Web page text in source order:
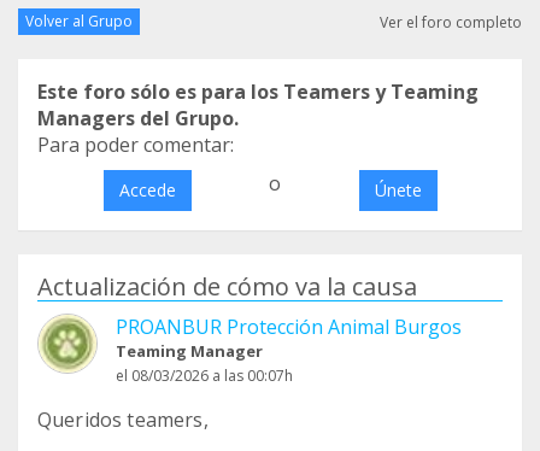
Volver al Grupo Ver el foro completo
Este foro sólo es para los Teamers y Teaming
Managers del Grupo.
Para poder comentar:
Accede o Únete
Actualización de cómo va la causa
PROANBUR Protección Animal Burgos
Teaming Manager
el 08/03/2026 a las 00:07h
Queridos teamers,